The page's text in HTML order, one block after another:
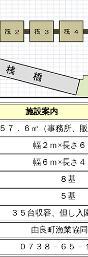
施設案内
５７．６㎡（事務所、
幅２ｍ×長さ６
幅６ｍ×長さ４
８基
５基
３５台収容、但し入
由良町漁業協
０７３８－６５－